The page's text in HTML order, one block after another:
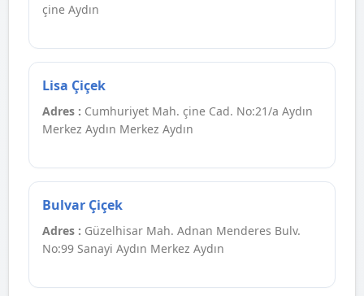
çine Aydın
Lisa Çiçek
Adres : Cumhuriyet Mah. çine Cad. No:21/a Aydın
Merkez Aydın Merkez Aydın
Bulvar Çiçek
Adres : Güzelhisar Mah. Adnan Menderes Bulv.
No:99 Sanayi Aydın Merkez Aydın